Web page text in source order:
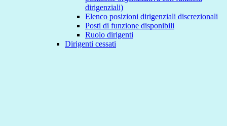
dirigenziali)
Elenco posizioni dirigenziali discrezionali
Posti di funzione disponibili
Ruolo dirigenti
Dirigenti cessati